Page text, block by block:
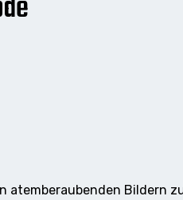
atemberaubenden Bildern